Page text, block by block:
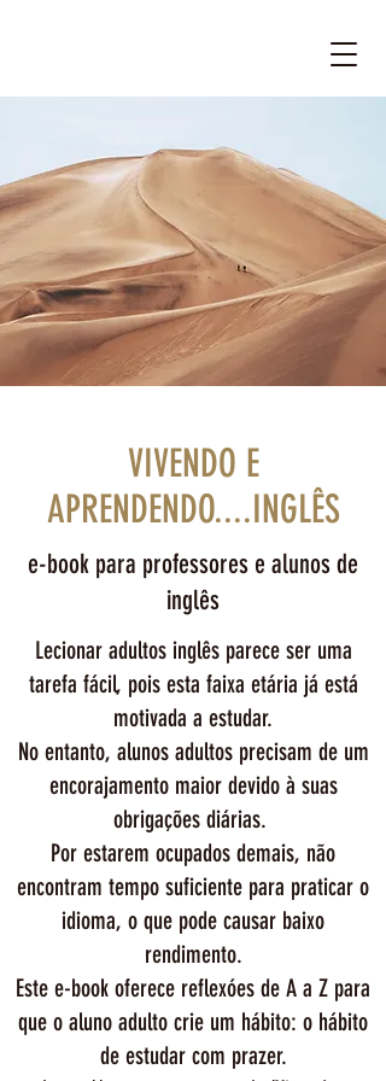
VIVENDO E
APRENDENDO....INGLÊS
e-book para professores e alunos de
inglês
Lecionar adultos inglês parece ser uma
tarefa fácil, pois esta faixa etária já está
motivada a estudar.
No entanto, alunos adultos precisam de um
encorajamento maior devido à suas
obrigações diárias.
Por estarem ocupados demais, não
encontram tempo suficiente para praticar o
idioma, o que pode causar baixo
rendimento.
Este e-book oferece reflexóes de A a Z para
que o aluno adulto crie um hábito: o hábito
de estudar com prazer.